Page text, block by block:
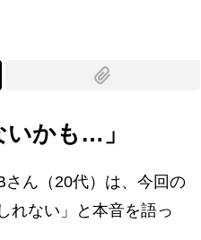
いかも…」
ん（20代）は、今回の
れない」と本音を語っ